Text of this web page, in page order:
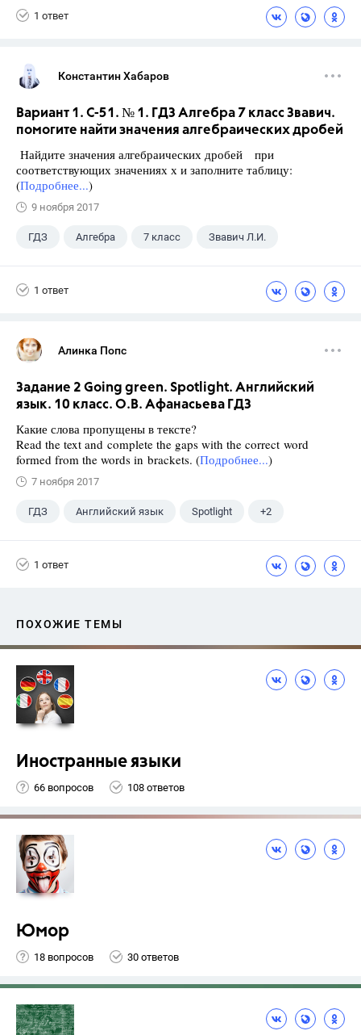
1 ответ
Константин Хабаров
Вариант 1. С-51. № 1. ГДЗ Алгебра 7 класс Звавич.
помогите найти значения алгебраических дробей
Найдите значения алгебраических дробей при
соответствующих значениях х и заполните таблицу:
(Подробнее...)
9 ноября 2017
ГДЗ Алгебра 7 класс Звавич Л.И.
1 ответ
Алинка Попс
Задание 2 Going green. Spotlight. Английский
язык. 10 класс. О.В. Афанасьева ГДЗ
Какие слова пропущены в тексте?
Read the text and complete the gaps with the correct word
formed from the words in brackets. (Подробнее...)
7 ноября 2017
ГДЗ Английский язык Spotlight +2
1 ответ
ПОХОЖИЕ ТЕМЫ
Иностранные языки
66 вопросов 108 ответов
Юмор
18 вопросов 30 ответов